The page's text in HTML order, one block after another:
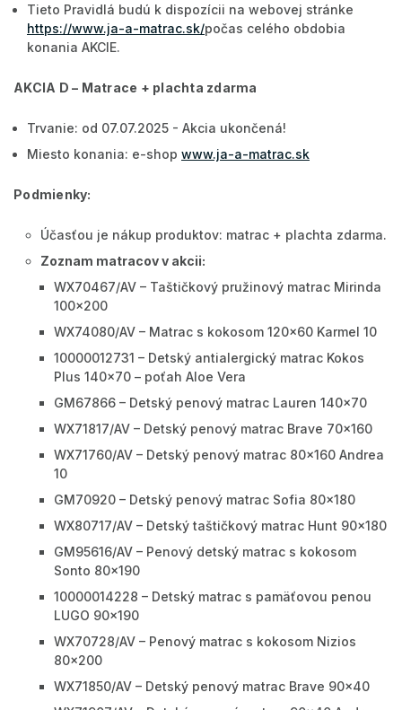
Tieto Pravidlá budú k dispozícii na webovej stránke
https://www.ja-a-matrac.sk/počas celého obdobia
konania AKCIE.
AKCIA D – Matrace + plachta zdarma
Trvanie: od 07.07.2025 - Akcia ukončená!
Miesto konania: e-shop www.ja-a-matrac.sk
Podmienky:
Účasťou je nákup produktov: matrac + plachta zdarma.
Zoznam matracov v akcii:
WX70467/AV – Taštičkový pružinový matrac Mirinda
100x200
WX74080/AV – Matrac s kokosom 120x60 Karmel 10
10000012731 – Detský antialergický matrac Kokos
Plus 140x70 – poťah Aloe Vera
GM67866 – Detský penový matrac Lauren 140x70
WX71817/AV – Detský penový matrac Brave 70x160
WX71760/AV – Detský penový matrac 80x160 Andrea
10
GM70920 – Detský penový matrac Sofia 80x180
WX80717/AV – Detský taštičkový matrac Hunt 90x180
GM95616/AV – Penový detský matrac s kokosom
Sonto 80x190
10000014228 – Detský matrac s pamäťovou penou
LUGO 90x190
WX70728/AV – Penový matrac s kokosom Nizios
80x200
WX71850/AV – Detský penový matrac Brave 90x40